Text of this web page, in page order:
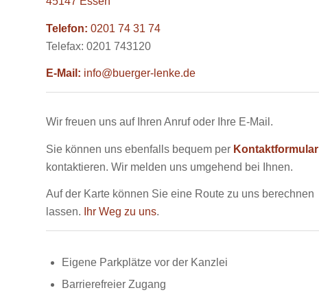
Telefon: 0201 74 31 74
Telefax: 0201 743120
E-Mail: info@buerger-lenke.de
Wir freuen uns auf Ihren Anruf oder Ihre E-Mail.
Sie können uns ebenfalls bequem per Kontaktformular
kontaktieren. Wir melden uns umgehend bei Ihnen.
Auf der Karte können Sie eine Route zu uns berechnen
lassen.
Ihr Weg zu uns.
Eigene Parkplätze vor der Kanzlei
Barrierefreier Zugang